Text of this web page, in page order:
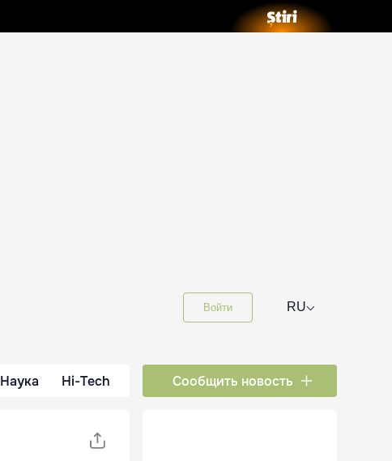
Войти RU⌵
Наука Hi-Tech Сообщить новость